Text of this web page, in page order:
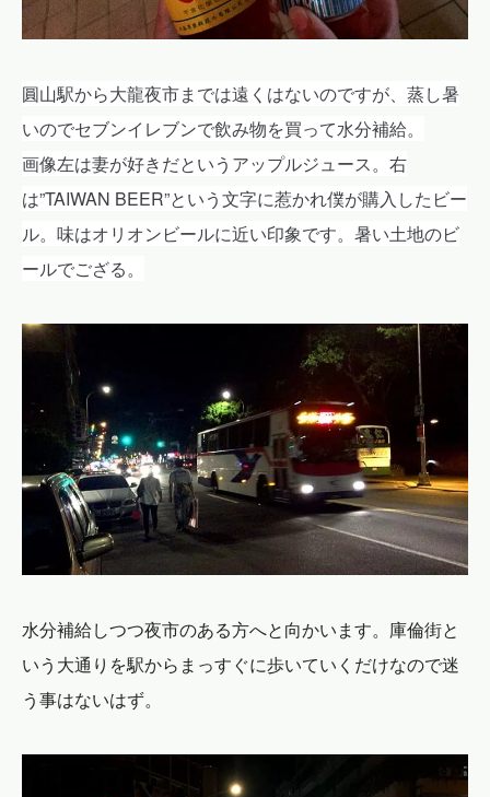
圓山駅から大龍夜市までは遠くはないのですが、蒸し暑
いのでセブンイレブンで飲み物を買って水分補給。
画像左は妻が好きだというアップルジュース。右
は”TAIWAN BEER”という文字に惹かれ僕が購入したビー
ル。味はオリオンビールに近い印象です。暑い土地のビ
ールでござる。
水分補給しつつ夜市のある方へと向かいます。庫倫街と
いう大通りを駅からまっすぐに歩いていくだけなので迷
う事はないはず。